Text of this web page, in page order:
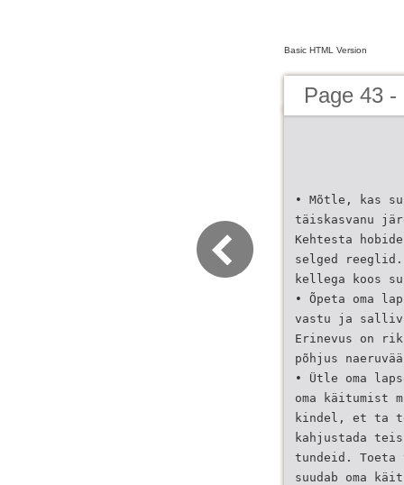
Basic HTML Version
Page 43
• Mõtle, kas
täiskasvanu
Kehtesta
selged
kellega koos
• Õpeta oma
vastu ja
Erinevus on
põhjus
• Ütle oma
oma käitumist
kindel, et ta
kahjustada
tundeid.
suudab oma